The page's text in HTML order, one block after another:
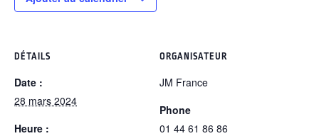
DÉTAILS
Date :
28 mars 2024
Heure :
ORGANISATEUR
JM France
Phone
01 44 61 86 86